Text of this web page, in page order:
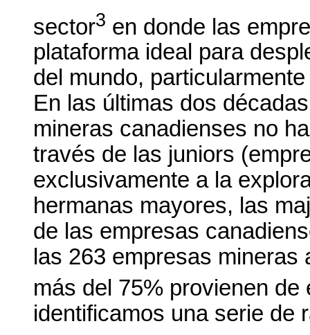
sector3 en donde las
plataforma ideal para
del mundo,
En las últimas dos
mineras canadienses no
través de las juniors
exclusivamente a la
hermanas mayores, las
de las empresas
las 263 empresas
más del 75% provienen de
identificamos una serie de